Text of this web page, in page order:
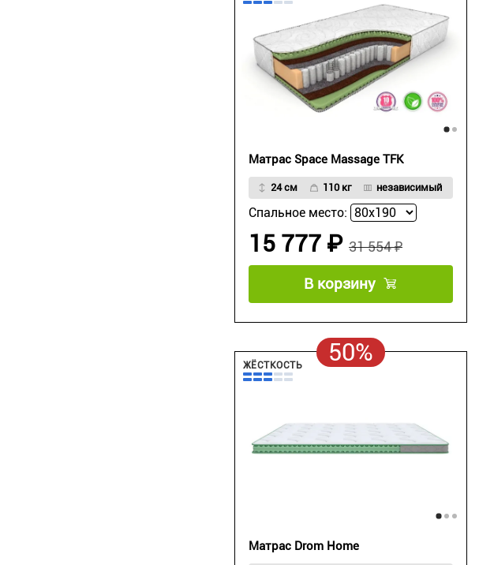
Матрас Space Massage TFK
24 см 110 кг независимый
Спальное место:
31 554 ₽
15 777 ₽
В корзину
50%
ЖЁСТКОСТЬ
Матрас Drom Home